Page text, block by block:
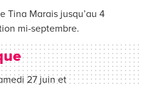
Tina Marais jusqu’au 4
mi-septembre.
27 juin et